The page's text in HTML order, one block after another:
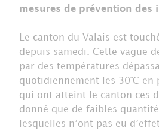
mesures de prévention des
Le canton du Valais est
depuis samedi. Cette vague
par des températures
quotidiennement les 30°C en
qui ont atteint le canton ces
donné que de faibles
lesquelles n’ont pas eu